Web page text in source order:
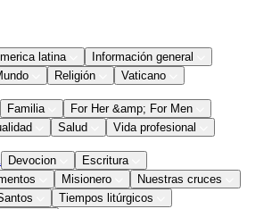
latina
Información general
Religión Vaticano
Familia
For Her &amp; For Men
Salud Vida profesional
Devocion
Escritura
Misionero
Nuestras cruces
Tiempos litúrgicos